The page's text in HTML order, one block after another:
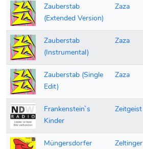
Zauberstab
(Extended Version)
Zaza
Zauberstab
(Instrumental)
Zaza
Zauberstab (Single
Edit)
Zaza
Frankenstein`s
Kinder
Zeitgeist
Müngersdorfer
Zeltinger